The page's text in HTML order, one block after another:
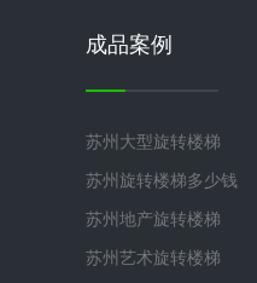
成品案例
苏州大型旋转楼梯
苏州旋转楼梯多少钱
苏州地产旋转楼梯
苏州艺术旋转楼梯